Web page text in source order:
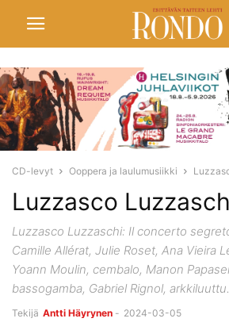
CD-levyt Ooppera ja laulumusiikki
Luzzasco
Luzzasco Luzzaschi: Il concerto
Camille Allérat, Julie Roset, Ana Vieira
Yoann Moulin, cembalo, Manon
bassogamba, Gabriel Rignol,
Tekijä Antti Häyrynen - 2024-03-05